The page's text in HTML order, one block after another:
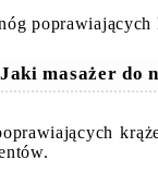
masażer do